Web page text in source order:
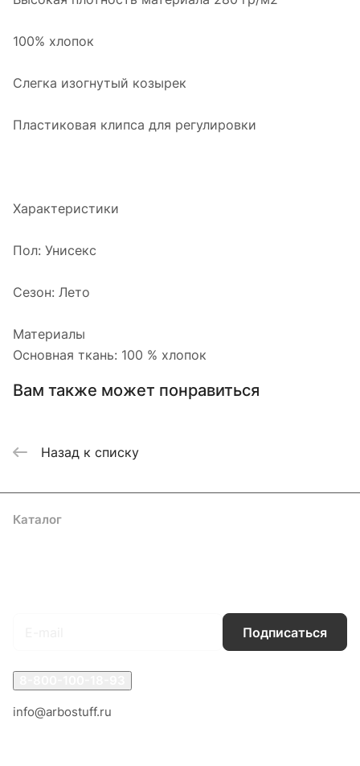
100% хлопок
Слегка изогнутый козырек
Пластиковая клипса для регулировки
Характеристики
Пол: Унисекс
Сезон: Лето
Материалы
Основная ткань: 100 % хлопок
Вам также может понравиться
Назад к списку
Каталог
Подписаться
info@arbostuff.ru